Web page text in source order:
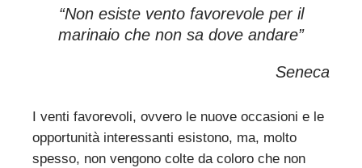
“Non esiste vento favorevole per il
marinaio che non sa dove andare”
Seneca
I venti favorevoli, ovvero le nuove occasioni e le
opportunità interessanti esistono, ma, molto
spesso, non vengono colte da coloro che non